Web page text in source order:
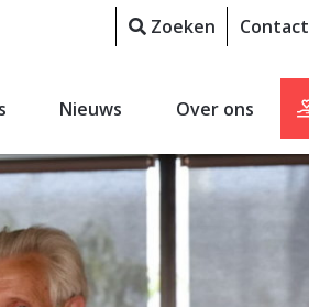
Zoeken Contact
Nieuws Over ons